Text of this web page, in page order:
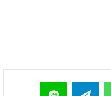
واتس آپ تلگرام لاین